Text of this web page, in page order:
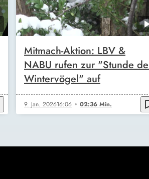
Mitmach-Aktion: LBV &
NABU rufen zur "Stunde
Wintervögel" auf
9. Jan. 202616:06 02:36 Min.